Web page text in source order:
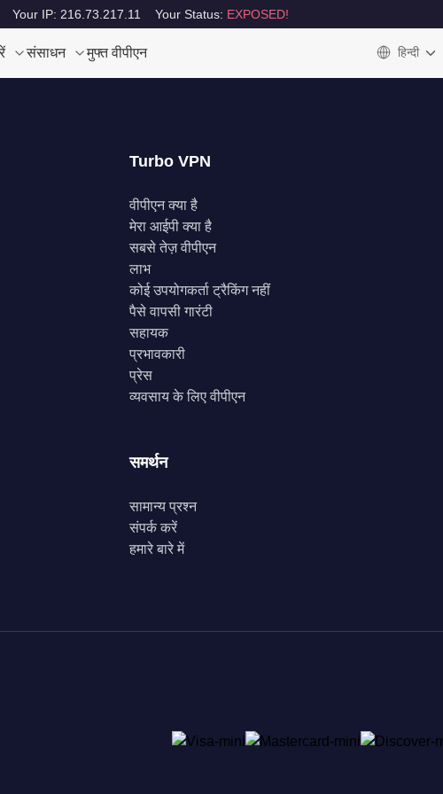
Your IP: 216.73.217.11 Your Status: EXPOSED!
संसाधन मुफ्त वीपीएन हिन्दी
Turbo VPN
वीपीएन क्या है
मेरा आईपी क्या है
सबसे तेज़ वीपीएन
लाभ
कोई उपयोगकर्ता ट्रैकिंग नहीं
पैसे वापसी गारंटी
सहायक
प्रभावकारी
प्रेस
व्यवसाय के लिए वीपीएन
समर्थन
सामान्य प्रश्न
संपर्क करें
हमारे बारे में